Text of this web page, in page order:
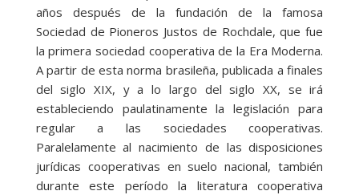
años después de la fundación de la famosa
Sociedad de Pioneros Justos de Rochdale, que fue
la primera sociedad cooperativa de la Era Moderna.
A partir de esta norma brasileña, publicada a finales
del siglo XIX, y a lo largo del siglo XX, se irá
estableciendo paulatinamente la legislación para
regular a las sociedades cooperativas.
Paralelamente al nacimiento de las disposiciones
jurídicas cooperativas en suelo nacional, también
durante este período la literatura cooperativa